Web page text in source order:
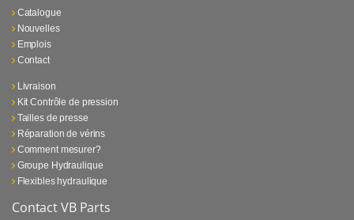
Catalogue
Nouvelles
Emplois
Contact
Livraison
Kit Contrôle de pression
Tailles de presse
Réparation de vérins
Comment mesurer?
Groupe Hydraulique
Flexibles hydraulique
Contact VB Parts